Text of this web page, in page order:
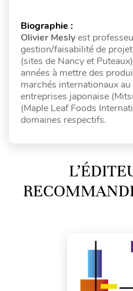
Biographie :
Olivier Meslyest
gestion/faisabilité de
(sites de Nancy et
années à mettre des
marchés internationaux
entreprises japonaise
(Maple Leaf Foods
domaines respectifs.